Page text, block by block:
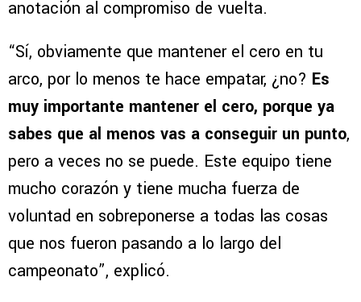
anotación al compromiso de vuelta.
“Sí, obviamente que mantener el cero en tu
arco, por lo menos te hace empatar, ¿no? Es
muy importante mantener el cero, porque ya
sabes que al menos vas a conseguir un punto,
pero a veces no se puede. Este equipo tiene
mucho corazón y tiene mucha fuerza de
voluntad en sobreponerse a todas las cosas
que nos fueron pasando a lo largo del
campeonato”, explicó.